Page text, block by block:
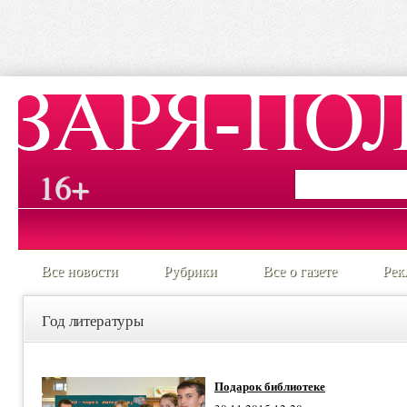
16+
Все новости Рубрики Все о газете
Год литературы
Подарок библиотеке